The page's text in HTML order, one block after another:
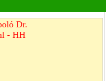
Dr.
- HH